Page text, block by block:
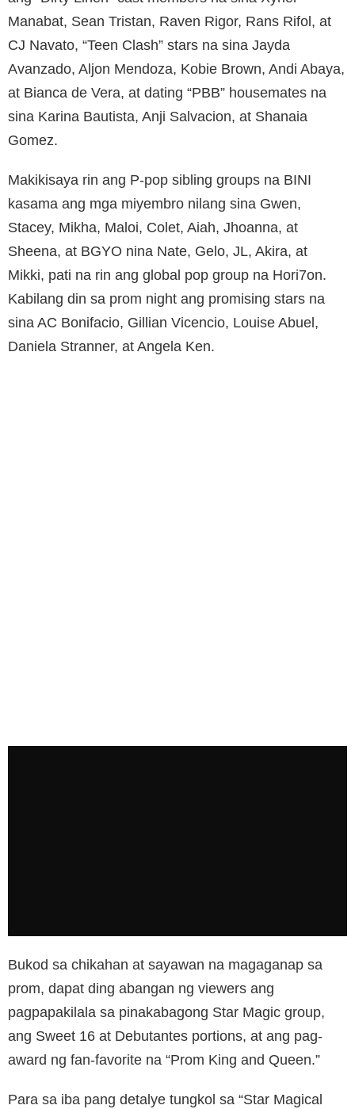
Manabat, Sean Tristan, Raven Rigor, Rans Rifol, at
CJ Navato, “Teen Clash” stars na sina Jayda
Avanzado, Aljon Mendoza, Kobie Brown, Andi Abaya,
at Bianca de Vera, at dating “PBB” housemates na
sina Karina Bautista, Anji Salvacion, at Shanaia
Gomez.
Makikisaya rin ang P-pop sibling groups na BINI
kasama ang mga miyembro nilang sina Gwen,
Stacey, Mikha, Maloi, Colet, Aiah, Jhoanna, at
Sheena, at BGYO nina Nate, Gelo, JL, Akira, at
Mikki, pati na rin ang global pop group na Hori7on.
Kabilang din sa prom night ang promising stars na
sina AC Bonifacio, Gillian Vicencio, Louise Abuel,
Daniela Stranner, at Angela Ken.
Bukod sa chikahan at sayawan na magaganap sa
prom, dapat ding abangan ng viewers ang
pagpapakilala sa pinakabagong Star Magic group,
ang Sweet 16 at Debutantes portions, at ang pag-
award ng fan-favorite na “Prom King and Queen.”
Para sa iba pang detalye tungkol sa “Star Magical